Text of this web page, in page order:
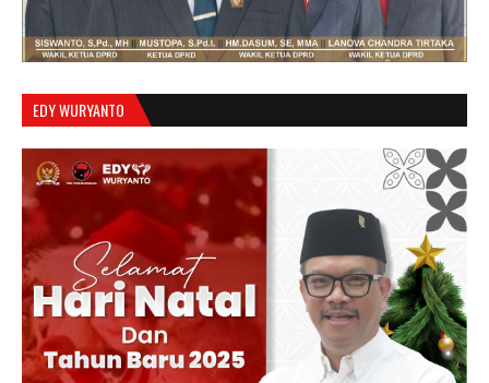
EDY WURYANTO